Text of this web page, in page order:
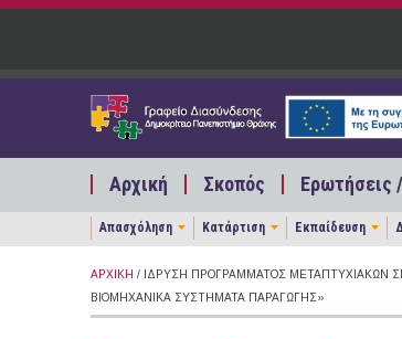
Παράκαμψη προς το κυρίως περιεχόμενο
Αρχική Σκοπός Ερωτήσεις
Απασχόληση Κατάρτιση Εκπαίδευση
ΑΡΧΙΚΉ / ΊΔΡΥΣΗ ΠΡΟΓΡΆΜΜΑΤΟΣ ΜΕΤΑΠΤΥΧΙΑΚΏΝ
ΒΙΟΜΗΧΑΝΙΚΆ ΣΥΣΤΉΜΑΤΑ ΠΑΡΑΓΩΓΉΣ»